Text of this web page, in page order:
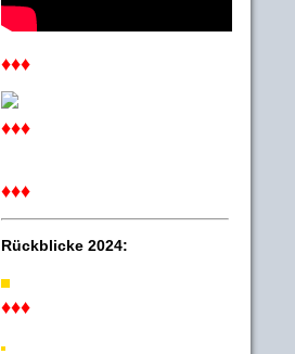
♦♦♦
♦♦♦
♦♦♦
Rückblicke 2024:
♦♦♦